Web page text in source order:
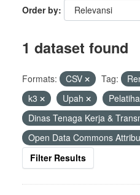
Order by
1 dataset found
Formats: CSV Tag:
k3
Upah
Dinas Tenaga Kerja &
Open Data Commons
Filter Results